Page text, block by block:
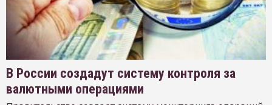
В России создадут систему контроля за
валютными операциями